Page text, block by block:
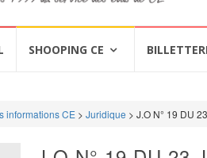
SHOOPING CE
informations CE > Juridique > J.O N° 19 DU